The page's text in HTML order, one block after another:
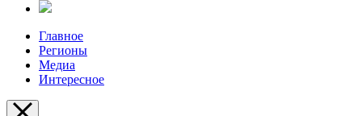
Главное
Регионы
Медиа
Интересное